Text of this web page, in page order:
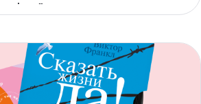
офлайн